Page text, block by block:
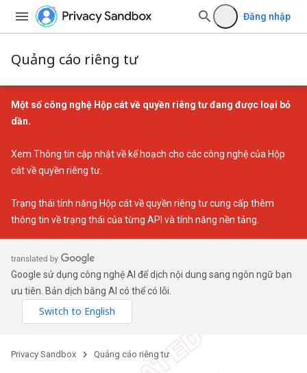
Đăng nhập
Quảng cáo riêng tư
Một số công nghệ Hộp cát về quyền riêng tư đang được loại bỏ
dần.
Xem Thông tin cập nhật về kế hoạch cho các công nghệ của Hộp
cát về quyền riêng tư
Trạng thái tính năng Hộp cát về quyền riêng tưcung cấp thêm
thông tin về trạng thái của từng API và tính năng nền tảng.
Google sử dụng công nghệ AI để dịch nội dung sang ngôn ngữ bạn
ưu tiên. Bản dịch bằng AI có thể có lỗi.
Privacy Sandbox Quảng cáo riêng tư